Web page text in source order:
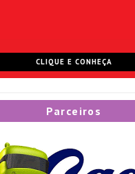
CLIQUE E CONHEÇA
Parceiros